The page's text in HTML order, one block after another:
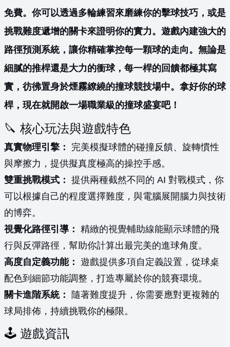
免費。你可以透過多輪練習來磨練你的擊球技巧，或是
挑戰難度遞增的關卡來證明你的實力。遊戲內建強大的
路徑預測系統，讓你精確掌控每一顆球的走向。無論是
細膩的推桿還是大力的衝球，每一桿的回饋都極其寫
實，彷彿置身於煙霧繚繞的撞球競技場中。拿好你的球
桿，現在就開啟一場職業級的撞球盛宴吧！
🔪 核心玩法與遊戲特色
真實物理引擎：
完美模擬球體的碰撞反饋、旋轉慣性
與摩擦力，提供擬真度極高的操控手感。
雙重挑戰模式： 提供兩種截然不同的 AI 對戰模式，你
可以根據自己的程度選擇難度，與電腦展開腦力與技術
的博弈。
視覺化路徑引導： 精緻的視覺輔助線能顯示球體的飛
行與反彈路徑，幫助你計算出最完美的進球角度。
高度自定義功能： 遊戲提供多項自定義設置，從球桌
配色到細節功能調整，打造專屬於你的競賽環境。
關卡進階系統：
隨著難度提升，你需要應對更複雜的
球局排佈，持續挑戰你的極限。
🕹️ 遊戲資訊